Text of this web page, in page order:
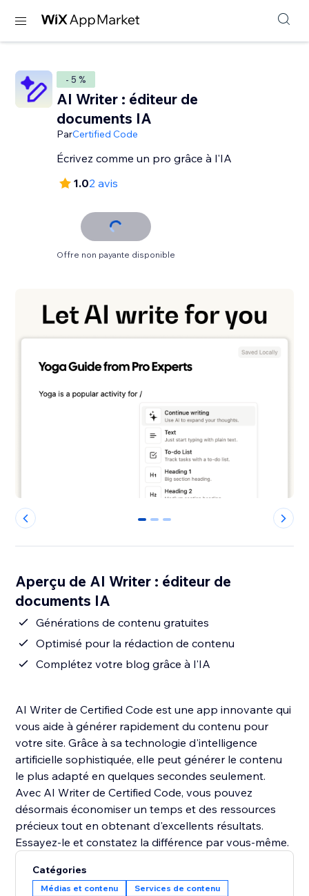
- 5 %
AI Writer : éditeur de
documents IA
ParCertified Code
Écrivez comme un pro grâce à l'IA
1.02 avis
Offre non payante disponible
0 1 2
Aperçu de AI Writer : éditeur de
documents IA
Générations de contenu gratuites
Optimisé pour la rédaction de contenu
Complétez votre blog grâce à l'IA
AI Writer de Certified Code est une app innovante qui
vous aide à générer rapidement du contenu pour
votre site. Grâce à sa technologie d'intelligence
artificielle sophistiquée, elle peut générer le contenu
le plus adapté en quelques secondes seulement.
Avec AI Writer de Certified Code, vous pouvez
désormais économiser un temps et des ressources
précieux tout en obtenant d'excellents résultats.
Essayez-le et constatez la différence par vous-même.
Catégories
Médias et contenu Services de contenu